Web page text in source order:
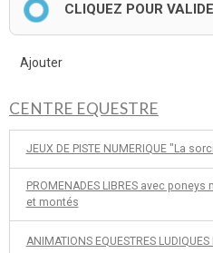
CLIQUEZ POUR
Ajouter
CENTRE EQUESTRE
JEUX DE PISTE NUMERIQUE "La
PROMENADES LIBRES avec
et montés
ANIMATIONS EQUESTRES LUDIQUES